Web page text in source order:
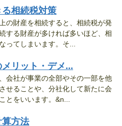
相続税対策
の財産を相続すると、相続税が発
する財産が多ければ多いほど、相
ってしまいます。そ...
リット・デメ...
会社が事業の全部やその一部を他
せることや、分社化して新たに会
とをいいます。&n...
方法